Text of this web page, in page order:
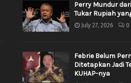
Perry Mundur
Tukar Rupiah
July 27, 2026 0
Febrie Belum
Ditetapkan Jadi
KUHAP-nya